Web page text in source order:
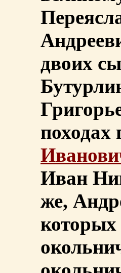
двоих
походах
Иван
же,
которых